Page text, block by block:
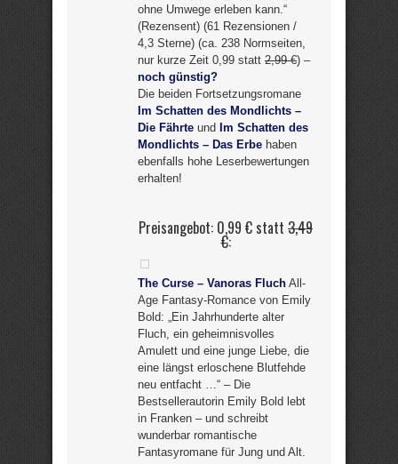
ohne Umwege erleben kann.“
(Rezensent) (61 Rezensionen /
4,3 Sterne) (ca. 238 Normseiten,
nur kurze Zeit 0,99 statt 2,99 €) –
noch günstig?
Die beiden Fortsetzungsromane
Im Schatten des Mondlichts –
Die Fährte und Im Schatten des
Mondlichts – Das Erbe haben
ebenfalls hohe Leserbewertungen
erhalten!
Preisangebot: 0,99 € statt 3,49
€:
The Curse – Vanoras Fluch All-
Age Fantasy-Romance von Emily
Bold: „Ein Jahrhunderte alter
Fluch, ein geheimnisvolles
Amulett und eine junge Liebe, die
eine längst erloschene Blutfehde
neu entfacht …“ – Die
Bestsellerautorin Emily Bold lebt
in Franken – und schreibt
wunderbar romantische
Fantasyromane für Jung und Alt.